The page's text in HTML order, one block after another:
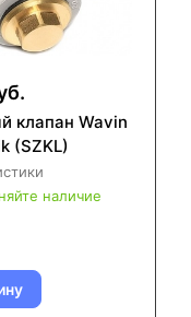
клапан Wavin
(SZKL)
наличие